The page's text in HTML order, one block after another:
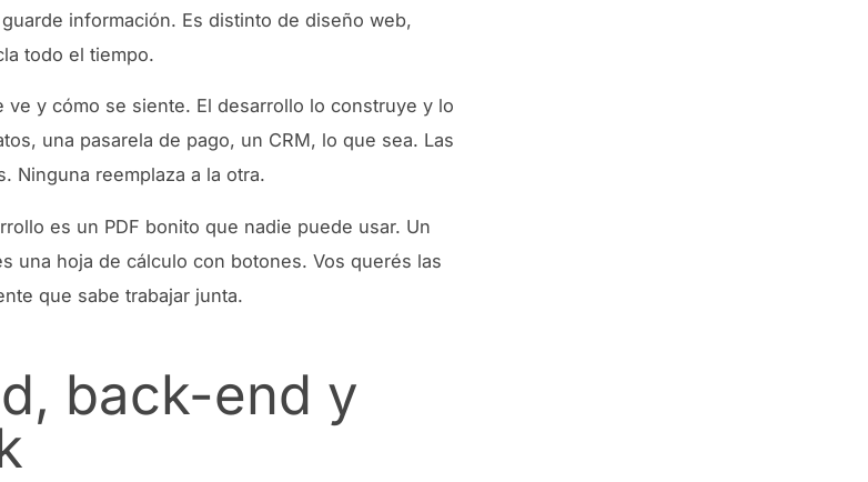
información. Es distinto de diseño web,
todo el tiempo.
ve y cómo se siente. El desarrollo lo construye y lo
una pasarela de pago, un CRM, lo que sea. Las
Ninguna reemplaza a la otra.
es un PDF bonito que nadie puede usar. Un
una hoja de cálculo con botones. Vos querés las
que sabe trabajar junta.
back-end y